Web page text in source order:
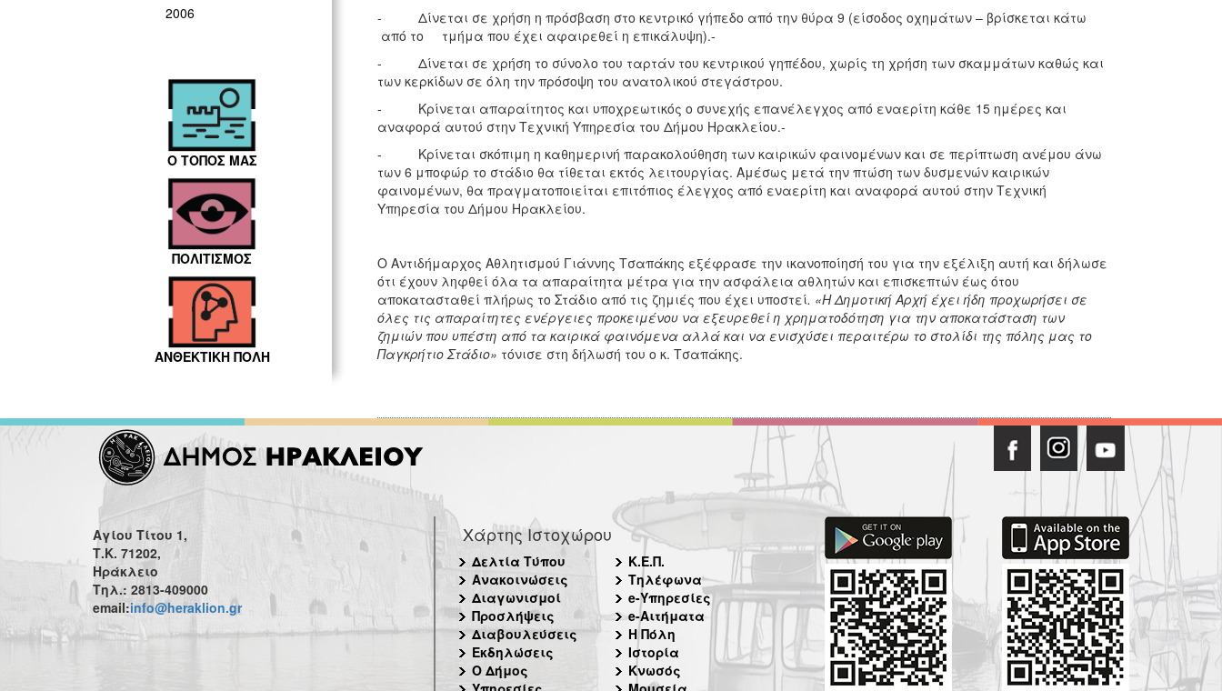
2006
Ο ΤΟΠΟΣ ΜΑΣ
ΠΟΛΙΤΙΣΜΟΣ
ΑΝΘΕΚΤΙΚΗ ΠΟΛΗ
- Δίνεται σε χρήση η πρόσβαση στο κεντρικό γήπεδο από την θύρα 9 (είσοδος οχημάτων – βρίσκεται κάτω
από το τμήμα που έχει αφαιρεθεί η επικάλυψη).-
- Δίνεται σε χρήση το σύνολο του ταρτάν του κεντρικού γηπέδου, χωρίς τη χρήση των σκαμμάτων καθώς και
των κερκίδων σε όλη την πρόσοψη του ανατολικού στεγάστρου.
- Κρίνεται απαραίτητος και υποχρεωτικός ο συνεχής επανέλεγχος από εναερίτη κάθε 15 ημέρες και
αναφορά αυτού στην Τεχνική Υπηρεσία του Δήμου Ηρακλείου.-
- Κρίνεται σκόπιμη η καθημερινή παρακολούθηση των καιρικών φαινομένων και σε περίπτωση ανέμου άνω
των 6 μποφώρ το στάδιο θα τίθεται εκτός λειτουργίας. Αμέσως μετά την πτώση των δυσμενών καιρικών
φαινομένων, θα πραγματοποιείται επιτόπιος έλεγχος από εναερίτη και αναφορά αυτού στην Τεχνική
Υπηρεσία του Δήμου Ηρακλείου.
Ο Αντιδήμαρχος Αθλητισμού Γιάννης Τσαπάκης εξέφρασε την ικανοποίησή του για την εξέλιξη αυτή και δήλωσε
ότι έχουν ληφθεί όλα τα απαραίτητα μέτρα για την ασφάλεια αθλητών και επισκεπτών έως ότου
αποκατασταθεί πλήρως το Στάδιο από τις ζημιές που έχει υποστεί. «Η Δημοτική Αρχή έχει ήδη προχωρήσει σε
όλες τις απαραίτητες ενέργειες προκειμένου να εξευρεθεί η χρηματοδότηση για την αποκατάσταση των
ζημιών που υπέστη από τα καιρικά φαινόμενα αλλά και να ενισχύσει περαιτέρω το στολίδι της πόλης μας το
Παγκρήτιο Στάδιο» τόνισε στη δήλωσή του ο κ. Τσαπάκης.
Αγίου Τίτου 1,
Τ.Κ. 71202,
Ηράκλειο
Τηλ.: 2813-409000
email:info@heraklion.gr
Χάρτης Ιστοχώρου
Δελτία Τύπου
Ανακοινώσεις
Διαγωνισμοί
Προσλήψεις
Διαβουλεύσεις
Εκδηλώσεις
Ο Δήμος
Κ.Ε.Π.
Τηλέφωνα
e-Υπηρεσίες
e-Αιτήματα
Η Πόλη
Ιστορία
Κνωσός